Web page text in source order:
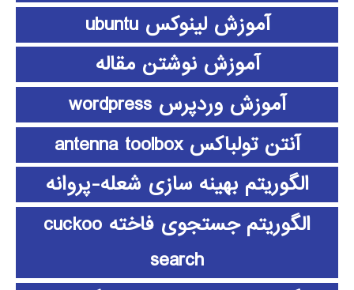
آموزش لینوکس ubuntu
آموزش نوشتن مقاله
آموزش وردپرس wordpress
آنتن تولباکس antenna toolbox
الگوریتم بهینه سازی شعله-پروانه
الگوریتم جستجوی فاخته cuckoo
search